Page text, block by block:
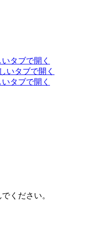
いタブで開く
いタブで開く
いタブで開く
ください。